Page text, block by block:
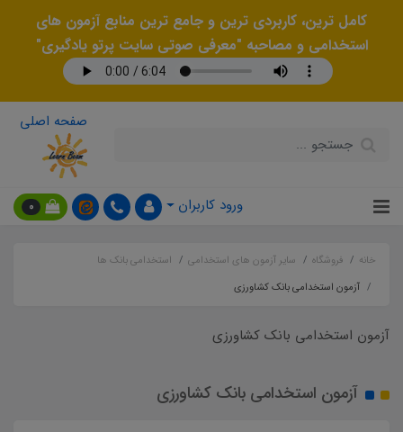
کامل ترین، کاربردی ترین و جامع ترین منابع آزمون های
استخدامی و مصاحبه "معرفی صوتی سایت پرتو یادگیری"
صفحه اصلی
ورود کاربران 0
خانه فروشگاه سایر آزمون های استخدامی
استخدامی بانک ها
آزمون استخدامی بانک کشاورزی
آزمون استخدامی بانک کشاورزی
آزمون استخدامی بانک کشاورزی